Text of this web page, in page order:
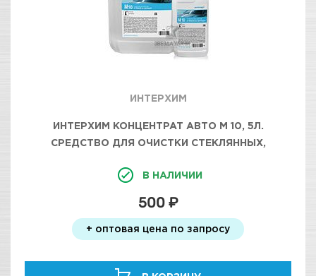
ИНТЕРХИМ
ИНТЕРХИМ КОНЦЕНТРАТ АВТО М 10, 5Л.
СРЕДСТВО ДЛЯ ОЧИСТКИ СТЕКЛЯННЫХ,
В НАЛИЧИИ
500 ₽
+ оптовая цена по запросу